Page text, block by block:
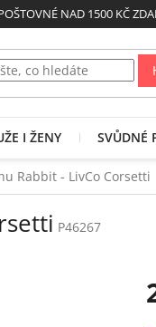
NAD 1500 KČ
I ŽENY SVŮDNÉ
Rabbit - LivCo Corsetti
P46267